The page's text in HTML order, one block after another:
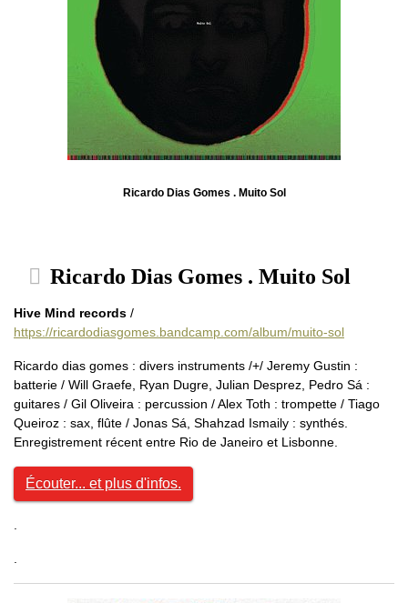
Ricardo Dias Gomes . Muito Sol
Ricardo Dias Gomes . Muito Sol
Hive Mind records /
https://ricardodiasgomes.bandcamp.com/album/muito-sol
Ricardo dias gomes : divers instruments /+/ Jeremy Gustin :
batterie / Will Graefe, Ryan Dugre, Julian Desprez, Pedro Sá :
guitares / Gil Oliveira : percussion / Alex Toth : trompette / Tiago
Queiroz : sax, flûte / Jonas Sá, Shahzad Ismaily : synthés.
Enregistrement récent entre Rio de Janeiro et Lisbonne.
Écouter... et plus d'infos.